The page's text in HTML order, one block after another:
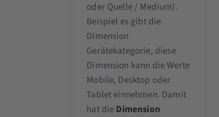
oder Quelle / Medium).
Beispiel es gibt die
Dimension
Gerätekategorie, diese
Dimension kann die Werte
Mobile, Desktop oder
Tablet einnehmen. Damit
hat dieDimension